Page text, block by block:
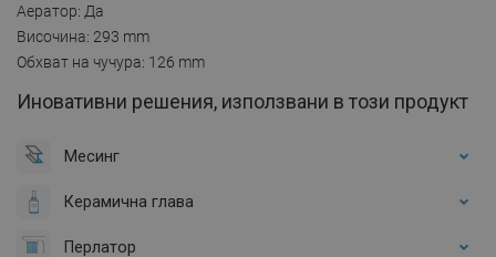
Аератор: Да
Височина: 293 mm
Обхват на чучура: 126 mm
Иновативни решения, използвани в този продукт
Месинг
Керамична глава
Перлатор